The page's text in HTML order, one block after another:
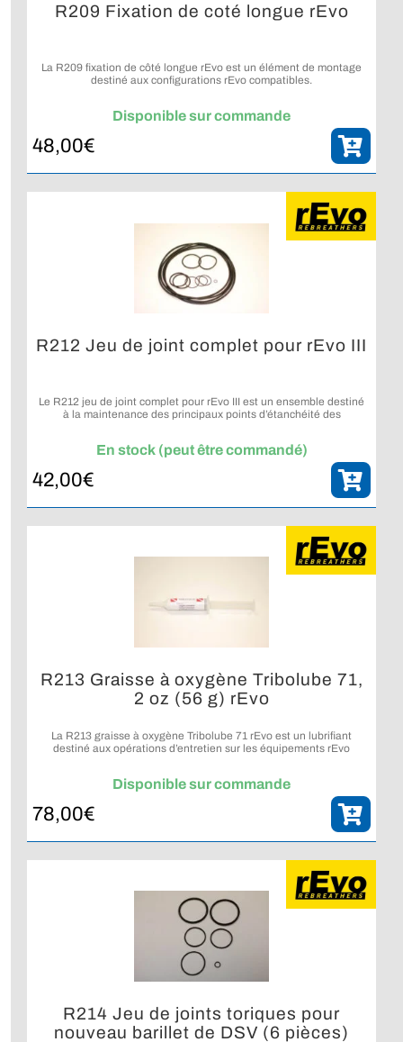
R209 Fixation de coté longue rEvo
La R209 fixation de côté longue rEvo est un élément de montage
destiné aux configurations rEvo compatibles.
Disponible sur commande
48,00€
R212 Jeu de joint complet pour rEvo III
Le R212 jeu de joint complet pour rEvo III est un ensemble destiné
à la maintenance des principaux points d’étanchéité des
En stock (peut être commandé)
42,00€
R213 Graisse à oxygène Tribolube 71,
2 oz (56 g) rEvo
La R213 graisse à oxygène Tribolube 71 rEvo est un lubrifiant
destiné aux opérations d’entretien sur les équipements rEvo
Disponible sur commande
78,00€
R214 Jeu de joints toriques pour
nouveau barillet de DSV (6 pièces)